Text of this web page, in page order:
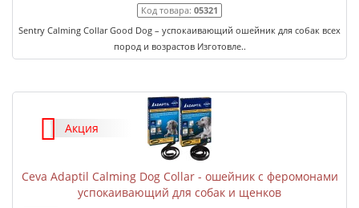
Код товара: 05321
Sentry Calming Collar Good Dog – успокаивающий ошейник для собак всех
пород и возрастов Изготовле..
Акция
Ceva Adaptil Calming Dog Collar - ошейник с феромонами
успокаивающий для собак и щенков